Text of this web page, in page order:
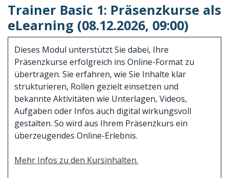
Trainer Basic 1: Präsenzkurse als
eLearning (08.12.2026, 09:00)
Dieses Modul unterstützt Sie dabei, Ihre
Präsenzkurse erfolgreich ins Online-Format zu
übertragen. Sie erfahren, wie Sie Inhalte klar
strukturieren, Rollen gezielt einsetzen und
bekannte Aktivitäten wie Unterlagen, Videos,
Aufgaben oder Infos auch digital wirkungsvoll
gestalten. So wird aus Ihrem Präsenzkurs ein
überzeugendes Online-Erlebnis.
Mehr Infos zu den Kursinhalten.